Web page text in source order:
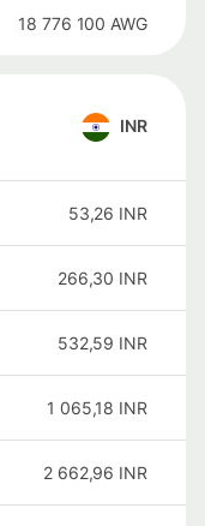
18 776 100 AWG
INR
53,26 INR
266,30 INR
532,59 INR
1 065,18 INR
2 662,96 INR